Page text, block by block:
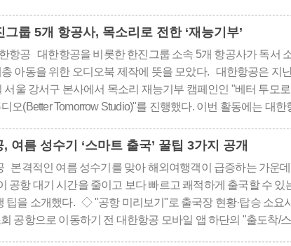
가 답변과 상품 추천을 수..
그룹 5개 항공사, 목소리로 전한 ‘재능기부’
항공 대한항공을 비롯한 한진그룹 소속 5개 항공사가 독서
아동을 위한 오디오북 제작에 뜻을 모았다. 대한항공은 지
서울 강서구 본사에서 목소리 재능기부 캠페인인 "베터 투모로
오(Better Tomorrow Studio)"를 진행했다. 이번 활동에는 대한
임직원 20여 명이 참여했다. 지난해 대한항공과 아시아나항공
여름 성수기 ‘스마트 출국’ 꿀팁 3가지 공개
본격적인 여름 성수기를 맞아 해외여행객이 급증하는 가운
공항 대기 시간을 줄이고 보다 빠르고 쾌적하게 출국할 수 있
팁을 소개했다. ◇ "공항 미리보기"로 출국장 현황·탑승 소요시
공항으로 이동하기 전 대한항공 모바일 앱 하단의 "출도착/스